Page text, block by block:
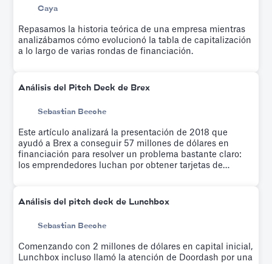
Caya
Repasamos la historia teórica de una empresa mientras
analizábamos cómo evolucionó la tabla de capitalización
a lo largo de varias rondas de financiación.
Análisis del Pitch Deck de Brex
Sebastian Beeche
Este artículo analizará la presentación de 2018 que
ayudó a Brex a conseguir 57 millones de dólares en
financiación para resolver un problema bastante claro:
los emprendedores luchan por obtener tarjetas de
Análisis del pitch deck de Lunchbox
Sebastian Beeche
Comenzando con 2 millones de dólares en capital inicial,
Lunchbox incluso llamó la atención de Doordash por una